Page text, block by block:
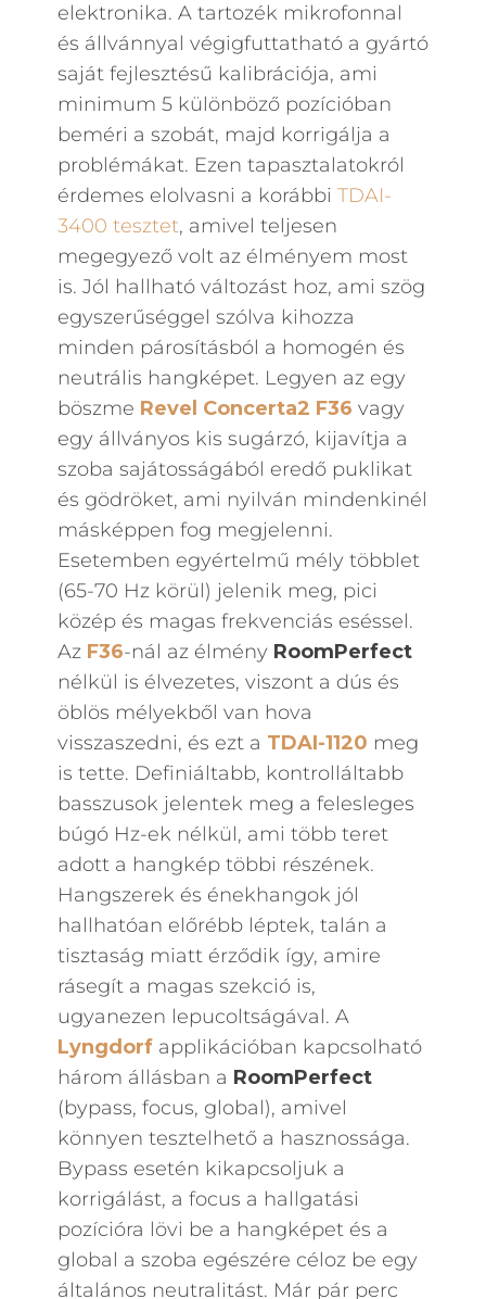
elektronika. A tartozék mikrofonnal
és állvánnyal végigfuttatható a gyártó
saját fejlesztésű kalibrációja, ami
minimum 5 különböző pozícióban
beméri a szobát, majd korrigálja a
problémákat. Ezen tapasztalatokról
érdemes elolvasni a korábbi TDAI-
3400 tesztet, amivel teljesen
megegyező volt az élményem most
is. Jól hallható változást hoz, ami szög
egyszerűséggel szólva kihozza
minden párosításból a homogén és
neutrális hangképet. Legyen az egy
böszme Revel Concerta2 F36 vagy
egy állványos kis sugárzó, kijavítja a
szoba sajátosságából eredő puklikat
és gödröket, ami nyilván mindenkinél
másképpen fog megjelenni.
Esetemben egyértelmű mély többlet
(65-70 Hz körül) jelenik meg, pici
közép és magas frekvenciás eséssel.
Az F36-nál az élmény RoomPerfect
nélkül is élvezetes, viszont a dús és
öblös mélyekből van hova
visszaszedni, és ezt a TDAI-1120 meg
is tette. Definiáltabb, kontrolláltabb
basszusok jelentek meg a felesleges
búgó Hz-ek nélkül, ami több teret
adott a hangkép többi részének.
Hangszerek és énekhangok jól
hallhatóan előrébb léptek, talán a
tisztaság miatt érződik így, amire
rásegít a magas szekció is,
ugyanezen lepucoltságával. A
Lyngdorfapplikációban kapcsolható
három állásban a RoomPerfect
(bypass, focus, global), amivel
könnyen tesztelhető a hasznossága.
Bypass esetén kikapcsoljuk a
korrigálást, a focus a hallgatási
pozícióra lövi be a hangképet és a
global a szoba egészére céloz be egy
általános neutralitást. Már pár perc